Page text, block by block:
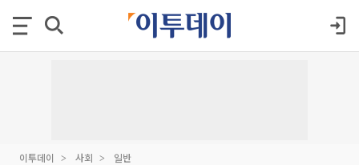
이투데이 사회 일반